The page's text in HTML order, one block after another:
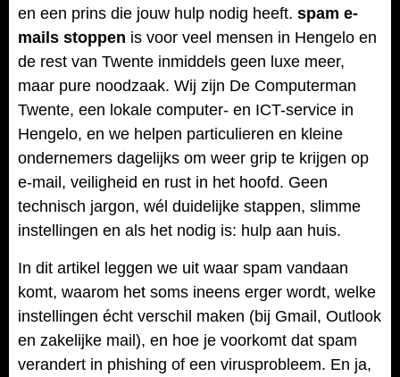
en een prins die jouw hulp nodig heeft. spam e-
mails stoppen is voor veel mensen in Hengelo en
de rest van Twente inmiddels geen luxe meer,
maar pure noodzaak. Wij zijn De Computerman
Twente, een lokale computer- en ICT-service in
Hengelo, en we helpen particulieren en kleine
ondernemers dagelijks om weer grip te krijgen op
e-mail, veiligheid en rust in het hoofd. Geen
technisch jargon, wél duidelijke stappen, slimme
instellingen en als het nodig is: hulp aan huis.
In dit artikel leggen we uit waar spam vandaan
komt, waarom het soms ineens erger wordt, welke
instellingen écht verschil maken (bij Gmail, Outlook
en zakelijke mail), en hoe je voorkomt dat spam
verandert in phishing of een virusprobleem. En ja,